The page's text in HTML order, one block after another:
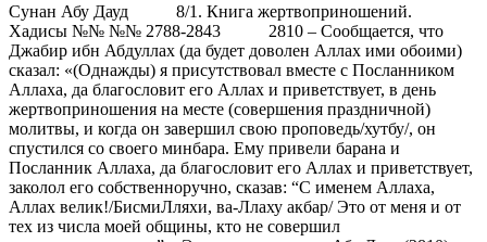
Сунан Абу Дауд 8/1. Книга жертвоприношений.
Хадисы №№ №№ 2788-2843 2810 – Сообщается, что
Джабир ибн Абдуллах (да будет доволен Аллах ими обоими)
сказал: «(Однажды) я присутствовал вместе с Посланником
Аллаха, да благословит его Аллах и приветствует, в день
жертвоприношения на месте (совершения праздничной)
молитвы, и когда он завершил свою проповедь/хутбу/, он
спустился со своего минбара. Ему привели барана и
Посланник Аллаха, да благословит его Аллах и приветствует,
заколол его собственноручно, сказав: “С именем Аллаха,
Аллах велик!/БисмиЛляхи, ва-Ллаху акбар/ Это от меня и от
тех из числа моей общины, кто не совершил